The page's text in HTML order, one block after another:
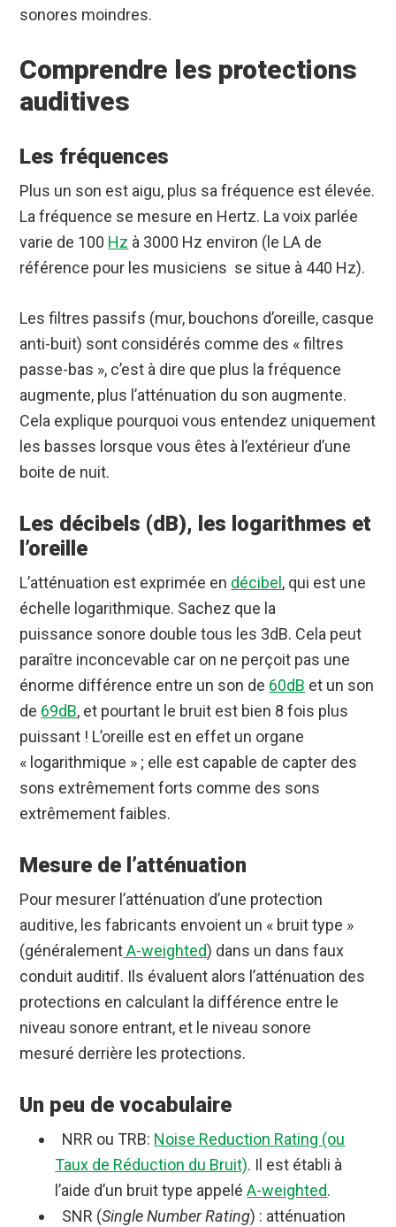
sonores moindres.
Comprendre les protections
auditives
Les fréquences
Plus un son est aigu, plus sa fréquence est élevée.
La fréquence se mesure en Hertz. La voix parlée
varie de 100 Hz à 3000 Hz environ (le LA de
référence pour les musiciens se situe à 440 Hz).
Les filtres passifs (mur, bouchons d’oreille, casque
anti-buit) sont considérés comme des « filtres
passe-bas », c’est à dire que plus la fréquence
augmente, plus l’atténuation du son augmente.
Cela explique pourquoi vous entendez uniquement
les basses lorsque vous êtes à l’extérieur d’une
boite de nuit.
Les décibels (dB), les logarithmes et
l’oreille
L’atténuation est exprimée en décibel , qui est une
échelle logarithmique. Sachez que la
puissance sonore double tous les 3dB. Cela peut
paraître inconcevable car on ne perçoit pas une
énorme différence entre un son de 60dB et un son
de 69dB, et pourtant le bruit est bien 8 fois plus
puissant ! L’oreille est en effet un organe
« logarithmique » ; elle est capable de capter des
sons extrêmement forts comme des sons
extrêmement faibles.
Mesure de l’atténuation
Pour mesurer l’atténuation d’une protection
auditive, les fabricants envoient un « bruit type »
(généralementA-weighted) dans un dans faux
conduit auditif. Ils évaluent alors l’atténuation des
protections en calculant la différence entre le
niveau sonore entrant, et le niveau sonore
mesuré derrière les protections.
Un peu de vocabulaire
NRR ou TRB: Noise Reduction Rating (ou
Taux de Réduction du Bruit). Il est établi à
l’aide d’un bruit type appeléA-weighted.
SNR (Single Number Rating) : atténuation